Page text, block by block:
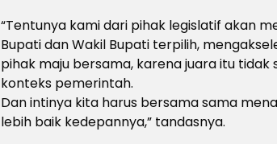
“Tentunya kami dari pihak legislatif akan
Bupati dan Wakil Bupati terpilih,
pihak maju bersama, karena juara itu
konteks pemerintah.
Dan intinya kita harus bersama sama
lebih baik kedepannya,” tandasnya.